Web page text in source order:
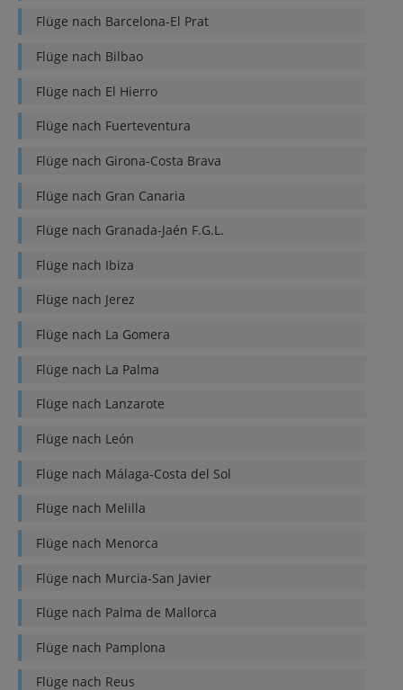
Flüge nach Barcelona-El Prat
Flüge nach Bilbao
Flüge nach El Hierro
Flüge nach Fuerteventura
Flüge nach Girona-Costa Brava
Flüge nach Gran Canaria
Flüge nach Granada-Jaén F.G.L.
Flüge nach Ibiza
Flüge nach Jerez
Flüge nach La Gomera
Flüge nach La Palma
Flüge nach Lanzarote
Flüge nach León
Flüge nach Málaga-Costa del Sol
Flüge nach Melilla
Flüge nach Menorca
Flüge nach Murcia-San Javier
Flüge nach Palma de Mallorca
Flüge nach Pamplona
Flüge nach Reus